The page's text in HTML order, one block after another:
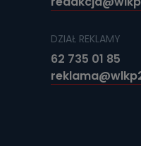
DZIAŁ REKLAMY
62 735 01 85